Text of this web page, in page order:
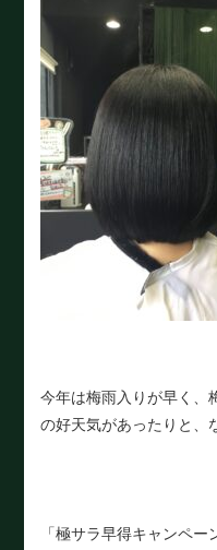
今年は梅雨入りが早く、
の好天気があったりと、
「極サラ早得キャンペ